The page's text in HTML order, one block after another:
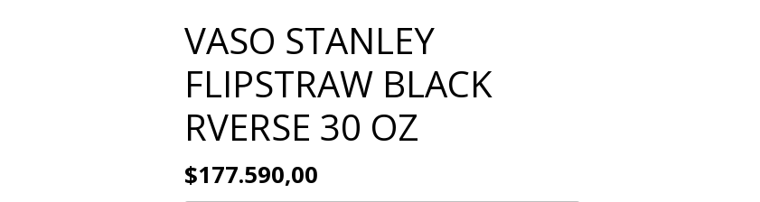
VASO STANLEY
FLIPSTRAW BLACK
RVERSE 30 OZ
$177.590,00